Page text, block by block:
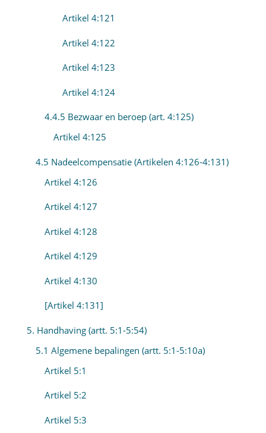
Artikel 4:121
Artikel 4:122
Artikel 4:123
Artikel 4:124
4.4.5 Bezwaar en beroep (art. 4:125)
Artikel 4:125
4.5 Nadeelcompensatie (Artikelen 4:126-4:131)
Artikel 4:126
Artikel 4:127
Artikel 4:128
Artikel 4:129
Artikel 4:130
[Artikel 4:131]
5. Handhaving (artt. 5:1-5:54)
5.1 Algemene bepalingen (artt. 5:1-5:10a)
Artikel 5:1
Artikel 5:2
Artikel 5:3